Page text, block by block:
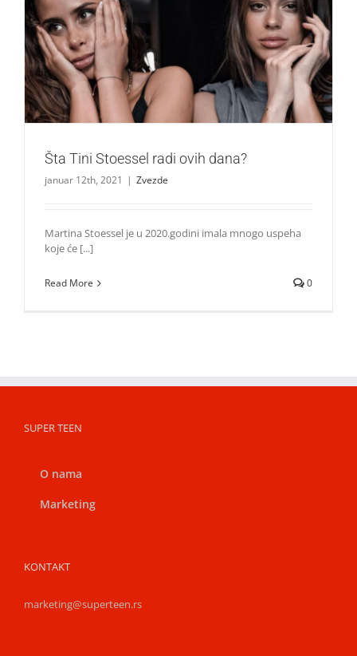
Šta Tini Stoessel radi ovih dana?
Šta Tini Stoessel radi ovih dana?
januar 12th, 2021 | Zvezde
Martina Stoessel je u 2020.godini imala mnogo uspeha
koje će [...]
Read More 0
SUPER TEEN
O nama
Marketing
KONTAKT
marketing@superteen.rs